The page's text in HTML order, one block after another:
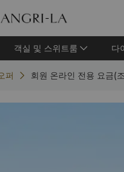
객실 및 스위트룸 다
퍼 회원 온라인 전용 요금(